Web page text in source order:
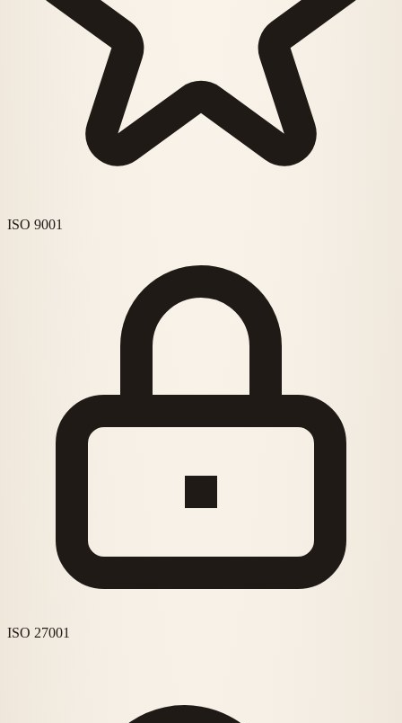
ISO 9001
ISO 27001